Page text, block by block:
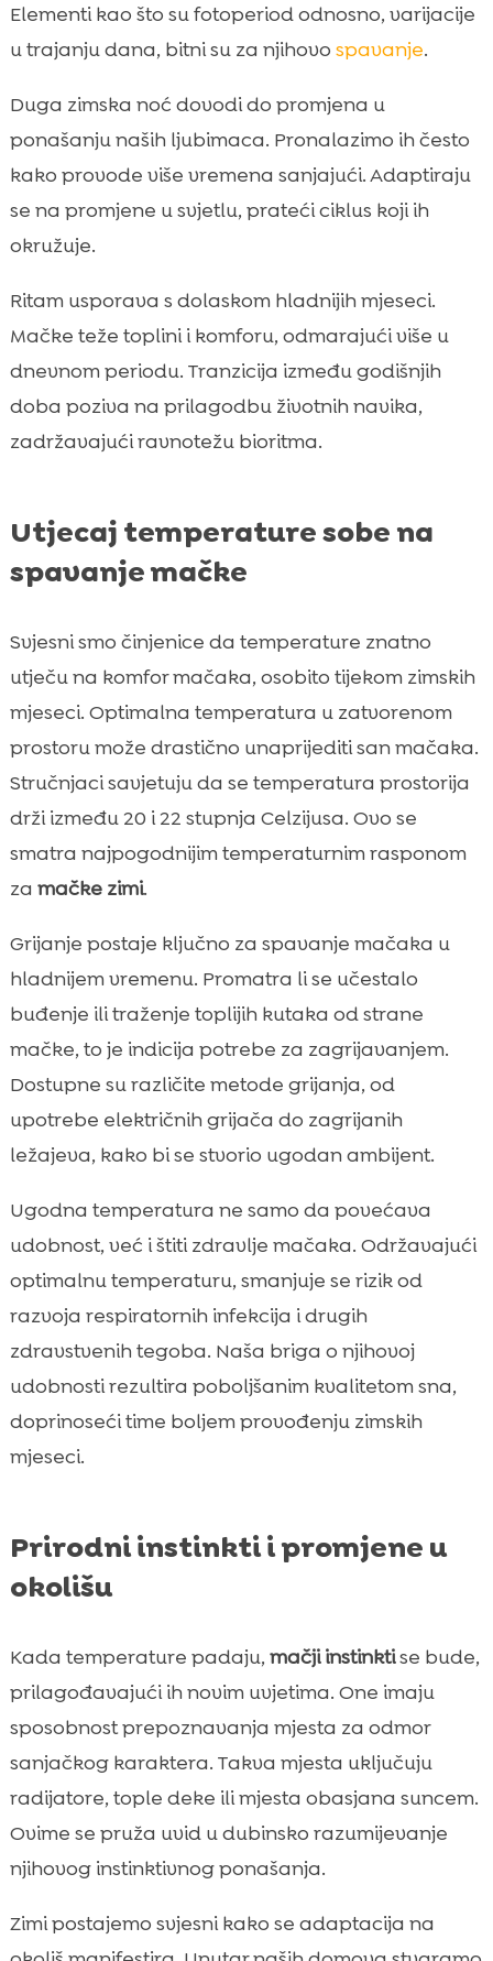
Elementi kao što su fotoperiod odnosno, varijacije
u trajanju dana, bitni su za njihovo spavanje.
Duga zimska noć dovodi do promjena u
ponašanju naših ljubimaca. Pronalazimo ih često
kako provode više vremena sanjajući. Adaptiraju
se na promjene u svjetlu, prateći ciklus koji ih
okružuje.
Ritam usporava s dolaskom hladnijih mjeseci.
Mačke teže toplini i komforu, odmarajući više u
dnevnom periodu. Tranzicija između godišnjih
doba poziva na prilagodbu životnih navika,
zadržavajući ravnotežu bioritma.
Utjecaj temperature sobe na
spavanje mačke
Svjesni smo činjenice da temperature znatno
utječu na komfor mačaka, osobito tijekom zimskih
mjeseci. Optimalna temperatura u zatvorenom
prostoru može drastično unaprijediti san mačaka.
Stručnjaci savjetuju da se temperatura prostorija
drži između 20 i 22 stupnja Celzijusa. Ovo se
smatra najpogodnijim temperaturnim rasponom
za mačke zimi.
Grijanje postaje ključno za spavanje mačaka u
hladnijem vremenu. Promatra li se učestalo
buđenje ili traženje toplijih kutaka od strane
mačke, to je indicija potrebe za zagrijavanjem.
Dostupne su različite metode grijanja, od
upotrebe električnih grijača do zagrijanih
ležajeva, kako bi se stvorio ugodan ambijent.
Ugodna temperatura ne samo da povećava
udobnost, već i štiti zdravlje mačaka. Održavajući
optimalnu temperaturu, smanjuje se rizik od
razvoja respiratornih infekcija i drugih
zdravstvenih tegoba. Naša briga o njihovoj
udobnosti rezultira poboljšanim kvalitetom sna,
doprinoseći time boljem provođenju zimskih
mjeseci.
Prirodni instinkti i promjene u
okolišu
Kada temperature padaju, mačji instinktise bude,
prilagođavajući ih novim uvjetima. One imaju
sposobnost prepoznavanja mjesta za odmor
sanjačkog karaktera. Takva mjesta uključuju
radijatore, tople deke ili mjesta obasjana suncem.
Ovime se pruža uvid u dubinsko razumijevanje
njihovog instinktivnog ponašanja.
Zimi postajemo svjesni kako se adaptacija na